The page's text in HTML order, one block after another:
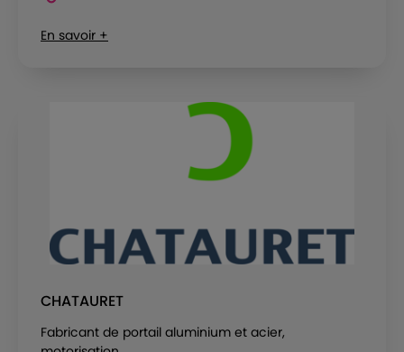
En savoir +
CHATAURET
Fabricant de portail aluminium et acier,